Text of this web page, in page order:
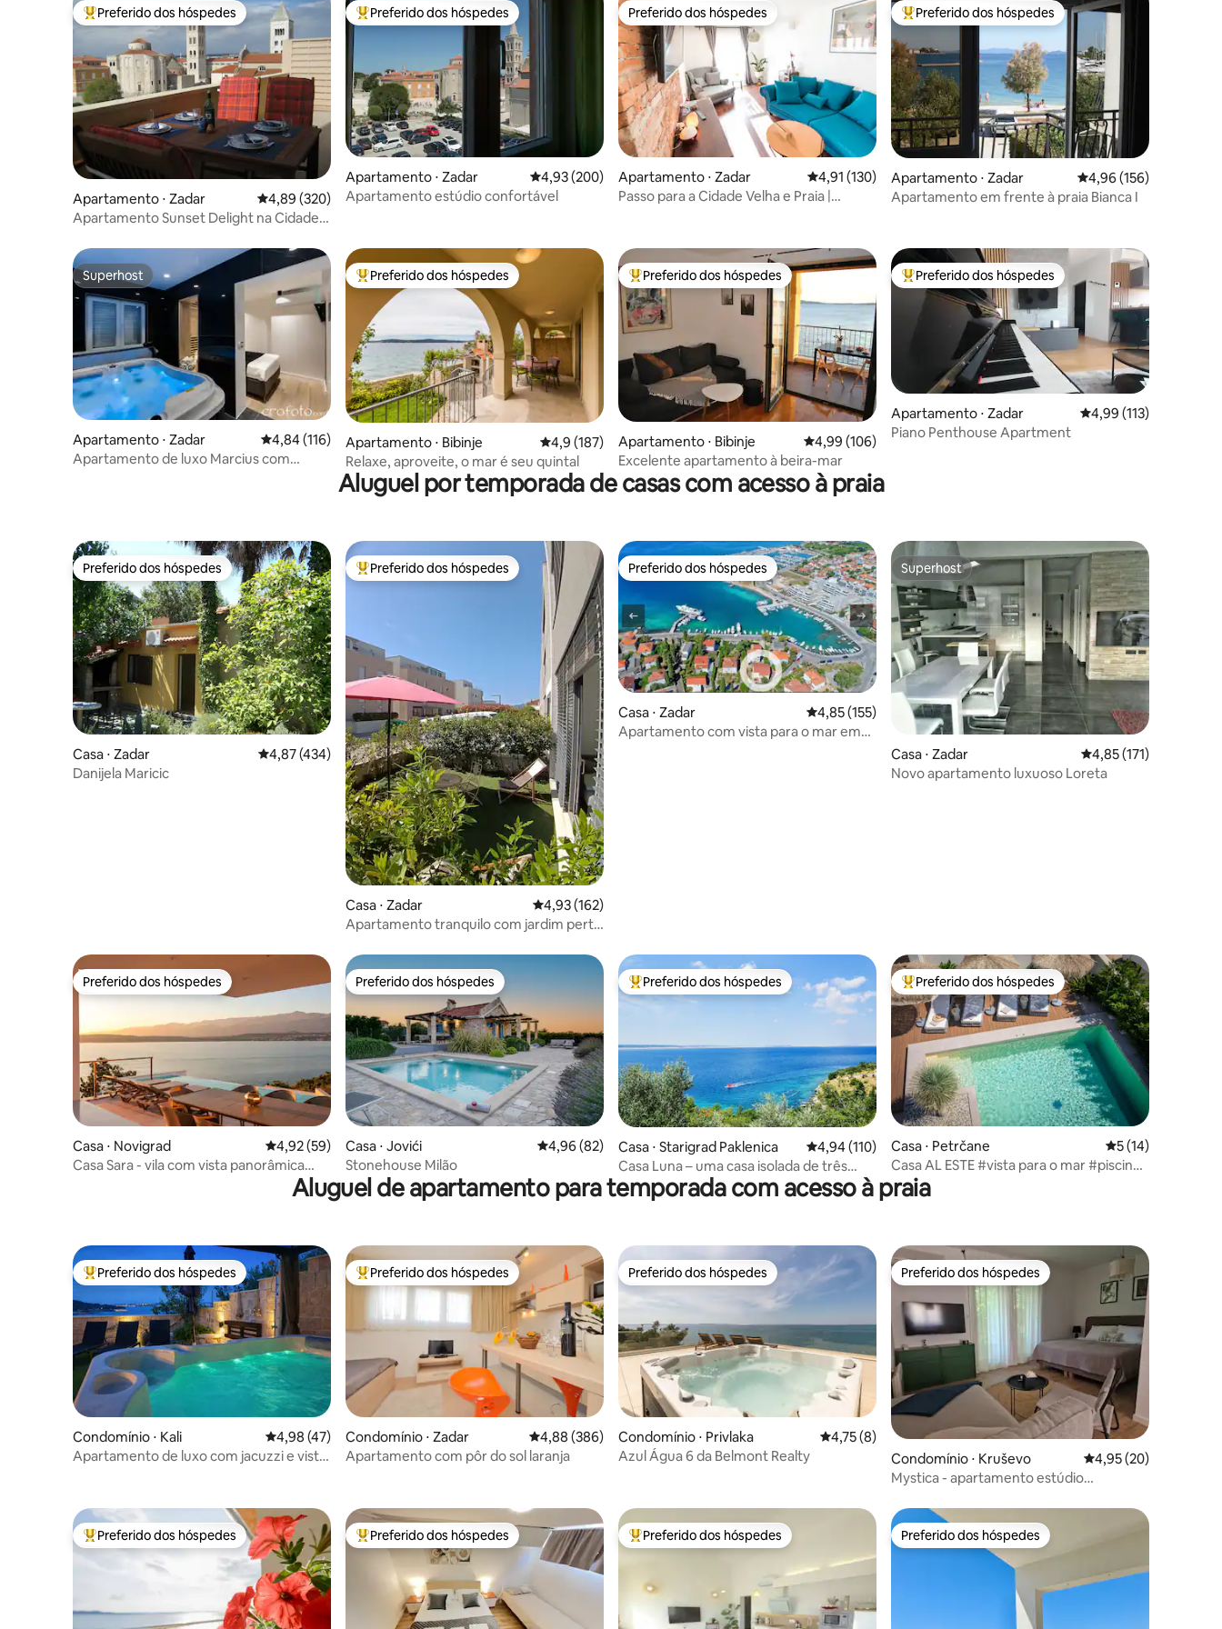
Entre os melhores preferidos dos hóspedes
Preferido dos hóspedes
Apartamento ⋅ Zadar 4,89 de uma avaliação média de 5, 320 avaliações
4,89 (320)
Apartamento Sunset Delight na Cidade
Entre os melhores preferidos dos hóspedes
Preferido dos hóspedes
Apartamento ⋅ Zadar 4,93 de uma avaliação média de 5, 200 avaliações
4,93 (200)
Apartamento estúdio confortável
Preferido dos hóspedes
Preferido dos hóspedes
Apartamento ⋅ Zadar 4,91 de uma avaliação média de 5, 130 avaliações
4,91 (130)
Passo para a Cidade Velha e Praia |
Entre os melhores preferidos dos hóspedes
Preferido dos hóspedes
Apartamento ⋅ Zadar 4,96 de uma avaliação
4,96 (156)
Apartamento em frente à praia Bianca I
Superhost
Superhost
Apartamento ⋅ Zadar 4,84 de uma avaliação média de 5, 116 avaliações
4,84 (116)
Apartamento de luxo Marcius com
Entre os melhores preferidos dos hóspedes
Preferido dos hóspedes
Apartamento ⋅ Bibinje 4,9 de uma avaliação média de 5, 187 avaliações
4,9 (187)
Relaxe, aproveite, o mar é seu quintal
Entre os melhores preferidos dos hóspedes
Preferido dos hóspedes
Apartamento ⋅ Bibinje 4,99 de uma avaliação média de 5, 106 avaliações
4,99 (106)
Excelente apartamento à beira-mar
Entre os melhores preferidos dos hóspedes
Preferido dos hóspedes
Apartamento ⋅ Zadar 4,99 de uma avaliação
4,99 (113)
Piano Penthouse Apartment
Aluguel por temporada de casas com acesso à praia
Preferido dos hóspedes
Preferido dos hóspedes
Casa ⋅ Zadar 4,87 de uma avaliação média de 5, 434 avaliações
4,87 (434)
Danijela Maricic
Entre os melhores preferidos dos hóspedes
Preferido dos hóspedes
Casa ⋅ Zadar 4,93 de uma avaliação média de 5, 162 avaliações
4,93 (162)
Apartamento tranquilo com jardim perto
Preferido dos hóspedes
Preferido dos hóspedes
Casa ⋅ Zadar 4,85 de uma avaliação média de 5, 155 avaliações
4,85 (155)
Apartamento com vista para o mar em
Superhost
Superhost
Casa ⋅ Zadar 4,85 de uma avaliação
4,85 (171)
Novo apartamento luxuoso Loreta
Preferido dos hóspedes
Preferido dos hóspedes
Casa ⋅ Novigrad 4,92 de uma avaliação média de 5, 59 avaliações
4,92 (59)
Casa Sara - vila com vista panorâmica
Preferido dos hóspedes
Preferido dos hóspedes
Casa ⋅ Jovići 4,96 de uma avaliação média de 5, 82 avaliações
4,96 (82)
Stonehouse Milão
Entre os melhores preferidos dos hóspedes
Preferido dos hóspedes
Casa ⋅ Starigrad Paklenica 4,94 de uma avaliação média de 5, 110 avaliações
4,94 (110)
Casa Luna – uma casa isolada de três
quartos
Entre os melhores preferidos dos hóspedes
Preferido dos hóspedes
Casa ⋅ Petrčane 5 de uma
5 (14)
Casa AL ESTE #vista para o mar #piscina
#sauna #fitness #ioga
Aluguel de apartamento para temporada com acesso à praia
Entre os melhores preferidos dos hóspedes
Preferido dos hóspedes
Condomínio ⋅ Kali 4,98 de uma avaliação média de 5, 47 avaliações
4,98 (47)
Apartamento de luxo com jacuzzi e vista
Entre os melhores preferidos dos hóspedes
Preferido dos hóspedes
Condomínio ⋅ Zadar 4,88 de uma avaliação média de 5, 386 avaliações
4,88 (386)
Apartamento com pôr do sol laranja
Preferido dos hóspedes
Preferido dos hóspedes
Condomínio ⋅ Privlaka 4,75 de uma avaliação média de 5, 8 avaliações
4,75 (8)
Azul Água 6 da Belmont Realty
Preferido dos hóspedes
Preferido dos hóspedes
Condomínio ⋅ Kruševo 4,95 de uma
4,95 (20)
Mystica - apartamento estúdio
Entre os melhores preferidos dos hóspedes
Preferido dos hóspedes Entre os melhores preferidos dos hóspedes
Preferido dos hóspedes Entre os melhores preferidos dos hóspedes
Preferido dos hóspedes Preferido dos hóspedes
Preferido dos hóspedes